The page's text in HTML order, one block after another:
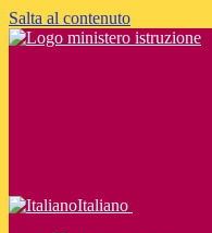
Salta al contenuto
Italiano